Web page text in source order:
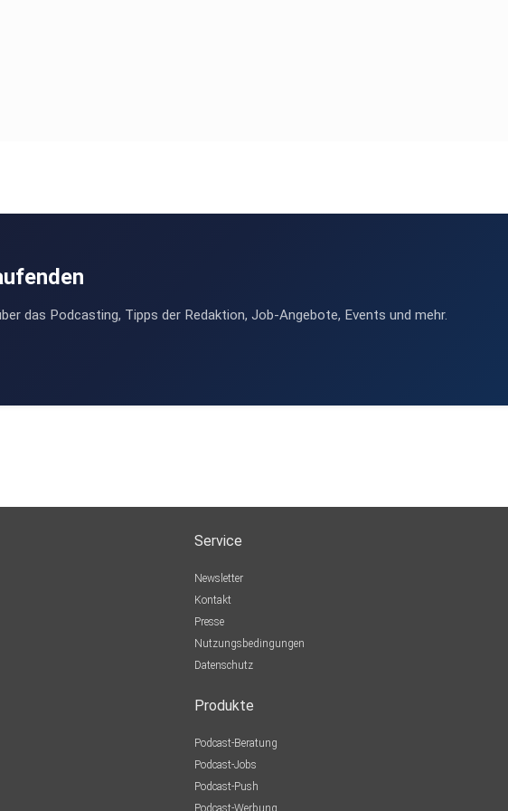
das Podcasting, Tipps der Redaktion, Job-Angebote, Events und mehr.
Service
Newsletter
Kontakt
Presse
Nutzungsbedingungen
Datenschutz
Produkte
Podcast-Beratung
Podcast-Jobs
Podcast-Push
Podcast-Werbung